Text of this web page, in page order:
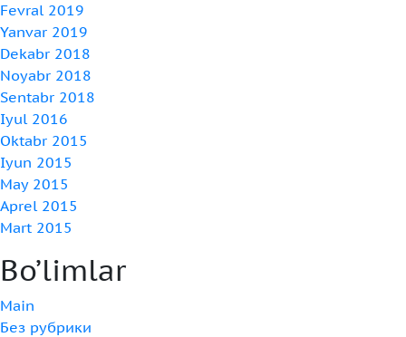
Fevral 2019
Yanvar 2019
Dekabr 2018
Noyabr 2018
Sentabr 2018
Iyul 2016
Oktabr 2015
Iyun 2015
May 2015
Aprel 2015
Mart 2015
Bo’limlar
Main
Без рубрики